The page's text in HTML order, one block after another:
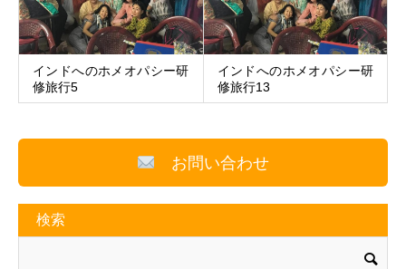
インドへのホメオパシー研
修旅行5
インドへのホメオパシー研
修旅行13
お問い合わせ
検索